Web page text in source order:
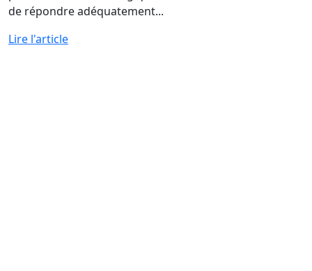
de répondre adéquatement...
Lire l'article